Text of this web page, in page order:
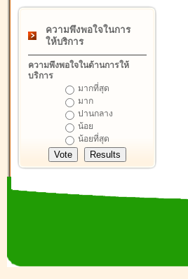
ความพึงพอใจในการ
ให้บริการ
ความพึงพอใจในด้านการให้
บริการ
มากที่สุด
มาก
ปานกลาง
น้อย
น้อยที่สุด